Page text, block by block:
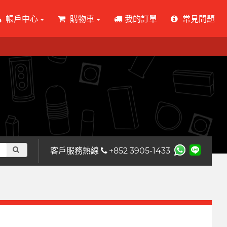
帳戶中心 購物車 我的訂單 常見問題
客戶服務熱線 +852 3905-1433